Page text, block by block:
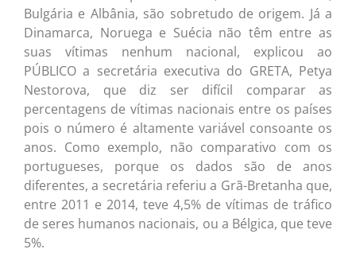
Bulgária e Albânia, são sobretudo de origem. Já a
Dinamarca, Noruega e Suécia não têm entre as
suas vítimas nenhum nacional, explicou ao
PÚBLICO a secretária executiva do GRETA, Petya
Nestorova, que diz ser difícil comparar as
percentagens de vítimas nacionais entre os países
pois o número é altamente variável consoante os
anos. Como exemplo, não comparativo com os
portugueses, porque os dados são de anos
diferentes, a secretária referiu a Grã-Bretanha que,
entre 2011 e 2014, teve 4,5% de vítimas de tráfico
de seres humanos nacionais, ou a Bélgica, que teve
5%.